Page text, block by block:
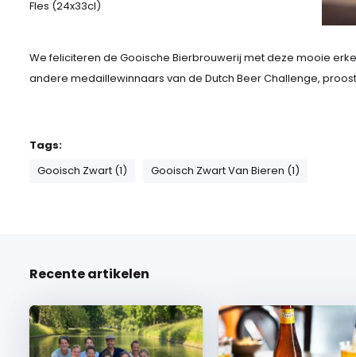
Fles (24x33cl)
We feliciteren de Gooische Bierbrouwerij met deze mooie
andere medaillewinnaars van de Dutch Beer Challenge,
Tags:
Gooisch Zwart (1)
Gooisch Zwart Van Bieren (1)
Recente artikelen